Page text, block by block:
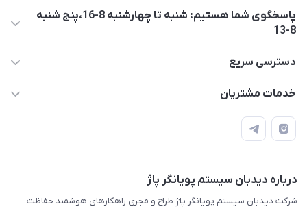
پاسخگوی شما هستیم: شنبه تا چهارشنبه 8-16،پنج شنبه
8-13
05137733300
چهارم، واحد14
دسترسی سریع
حساب کاربری
محصولات
درباره ما
خدمات مشتریان
قوانین و مقررات
حریم خصوصی
درباره دیدبان سیستم پویانگر پاژ
شرکت دیدبان سیستم پویانگر پاژ طراح و مجری راهکارهای هوشمند حفاظت